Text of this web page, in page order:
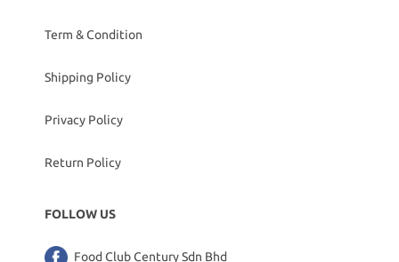
Term & Condition
Shipping Policy
Privacy Policy
Return Policy
FOLLOW US
Food Club Century Sdn Bhd